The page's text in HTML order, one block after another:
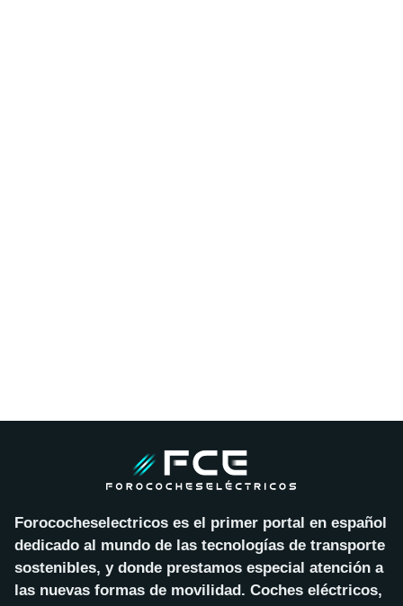
Forococheselectricos es el primer portal en español
dedicado al mundo de las tecnologías de transporte
sostenibles, y donde prestamos especial atención a
las nuevas formas de movilidad. Coches eléctricos,